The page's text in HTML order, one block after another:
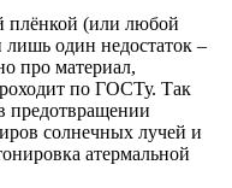
плёнкой (или любой
один недостаток –
про материал,
по ГОСТу. Так
предотвращении
солнечных лучей и
атермальной